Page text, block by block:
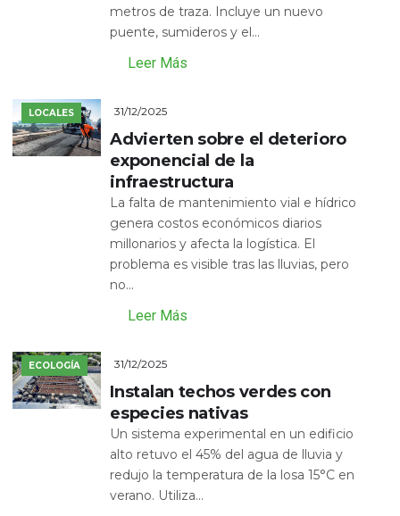
metros de traza. Incluye un nuevo
puente, sumideros y el...
Leer Más
LOCALES 31/12/2025
Advierten sobre el deterioro
exponencial de la
infraestructura
La falta de mantenimiento vial e hídrico
genera costos económicos diarios
millonarios y afecta la logística. El
problema es visible tras las lluvias, pero
no...
Leer Más
ECOLOGÍA 31/12/2025
Instalan techos verdes con
especies nativas
Un sistema experimental en un edificio
alto retuvo el 45% del agua de lluvia y
redujo la temperatura de la losa 15°C en
verano. Utiliza...